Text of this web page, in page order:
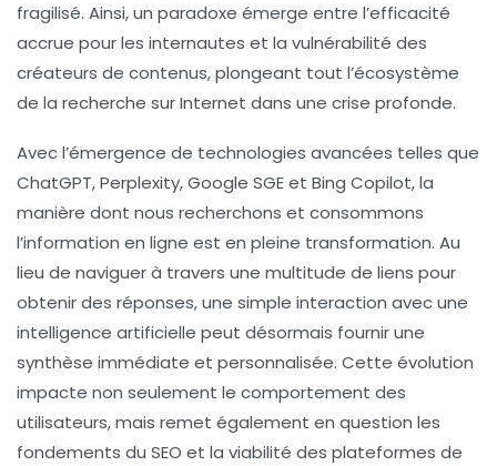
fragilisé. Ainsi, un paradoxe émerge entre l’efficacité
accrue pour les internautes et la vulnérabilité des
créateurs de contenus, plongeant tout l’écosystème
de la recherche sur Internet dans une crise profonde.
Avec l’émergence de technologies avancées telles que
ChatGPT, Perplexity, Google SGE et Bing Copilot, la
manière dont nous recherchons et consommons
l’information en ligne est en pleine transformation. Au
lieu de naviguer à travers une multitude de liens pour
obtenir des réponses, une simple interaction avec une
intelligence artificielle peut désormais fournir une
synthèse immédiate et personnalisée. Cette évolution
impacte non seulement le comportement des
utilisateurs, mais remet également en question les
fondements du SEO et la viabilité des plateformes de